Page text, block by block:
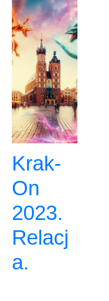
Krak-
On
2023.
Relacj
a.